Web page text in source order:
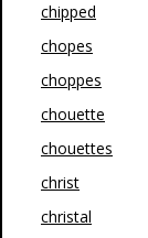
chipped
chopes
choppes
chouette
chouettes
christ
christal